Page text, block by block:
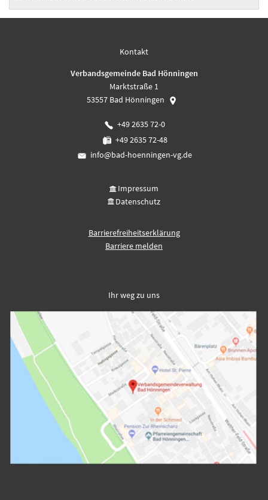
Kontakt
Verbandsgemeinde Bad Hönningen
Marktstraße 1
53557 Bad Hönningen
+49 2635 72-0
+49 2635 72-48
info@bad-hoenningen-vg.de
Impressum
Datenschutz
Barrierefreiheitserklärung
Barriere melden
Ihr weg zu uns